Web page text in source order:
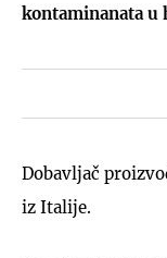
kontaminanata u
Dobavljač
iz Italije.